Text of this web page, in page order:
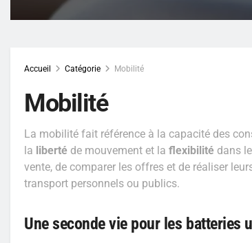
Accueil Catégorie Mobilité
Mobilité
La mobilité fait référence à la capacité des
la liberté de mouvement et la flexibilité dans
vente, de comparer les offres et de réaliser
transport personnels ou publics.
Une seconde vie pour les batteries